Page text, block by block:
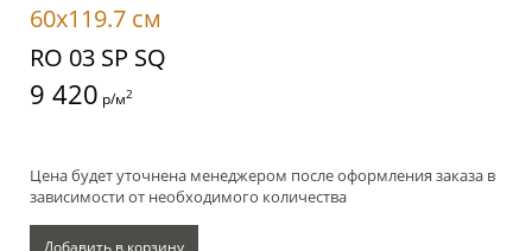
60x119.7 см
RO 03 SP SQ
9 420 р/м2
Цена будет уточнена менеджером после оформления заказа в
зависимости от необходимого количества
Добавить в корзину